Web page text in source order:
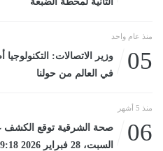
منذ عام واحد
05
وزير الاتصالات:
في العالم من حولنا
منذ 5 أشهر
06
السبت، 28 فبراير 2026 09:18 مـ